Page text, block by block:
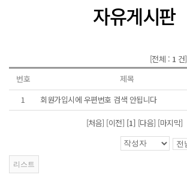
자유게시판
[전체 : 1 건]
번호
제목
1
회원가입시에 우편번호 검색 안됩니다
[처음] [이전] [1] [다음] [마지막]